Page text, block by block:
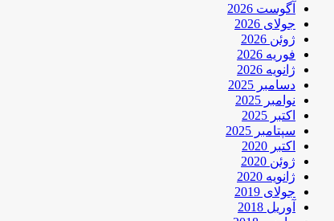
آگوست 2026
جولای 2026
ژوئن 2026
فوریه 2026
ژانویه 2026
دسامبر 2025
نوامبر 2025
اکتبر 2025
سپتامبر 2025
اکتبر 2020
ژوئن 2020
ژانویه 2020
جولای 2019
آوریل 2018